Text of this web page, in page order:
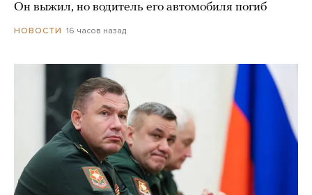
Он выжил, но водитель его автомобиля погиб
НОВОСТИ 16 часов назад